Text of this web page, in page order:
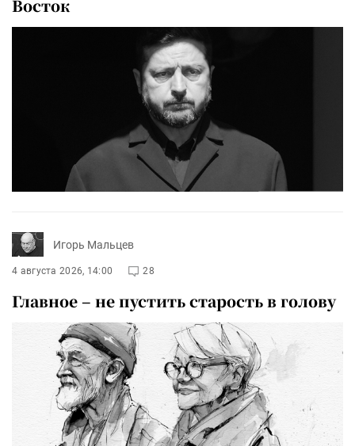
Восток
Игорь Мальцев
4 августа 2026, 14:00 28
Главное – не пустить старость в голову